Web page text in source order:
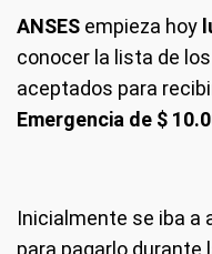
ANSES empieza hoy
conocer la lista de
aceptados para
Emergencia de $
Inicialmente se iba a
para pagarlo durante